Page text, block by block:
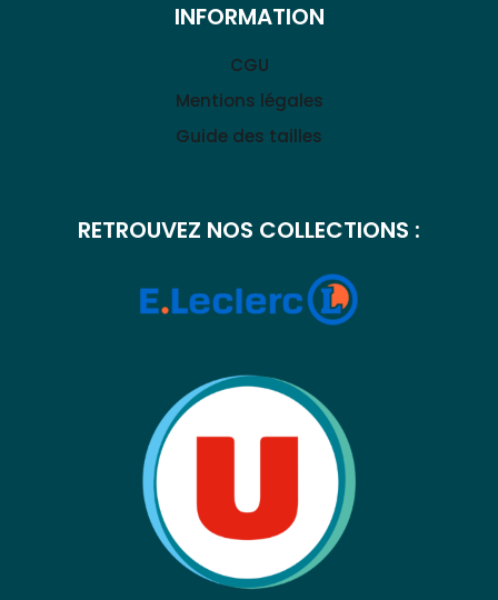
INFORMATION
CGU
Mentions légales
Guide des tailles
RETROUVEZ NOS COLLECTIONS :